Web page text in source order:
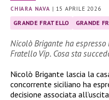
CHIARA NAVA | 15 APRILE 2026
GRANDE FRATELLO GRANDE
Nicolò Brigante ha
Fratello Vip. Cosa sta
Nicolò Brigante lascia la
concorrente siciliano ha
decisione associata